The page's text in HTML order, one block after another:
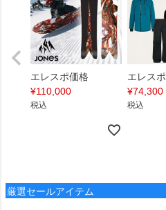
エレスポ価格
¥110,000
税込
エレス
¥74,300
税込
厳選セールアイテム